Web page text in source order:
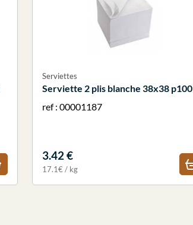
Serviettes
Serviette 2 plis blanche 38x38 p100
ref : 00001187
3.42 €
17.1€ / kg